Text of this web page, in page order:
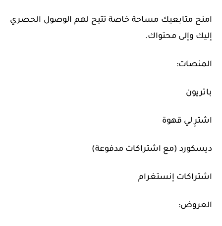
امنح متابعيك مساحة خاصة تتيح لهم الوصول الحصري
إليك وإلى محتواك.
المنصات:
باتريون
اشترِ لي قهوة
ديسكورد (مع اشتراكات مدفوعة)
اشتراكات إنستغرام
العروض: